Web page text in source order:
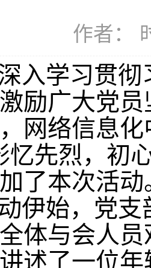
作者：
入学习贯
励广大党
网络信息
忆先烈，初
了本次活动
伊始，党
体与会人
述了一位